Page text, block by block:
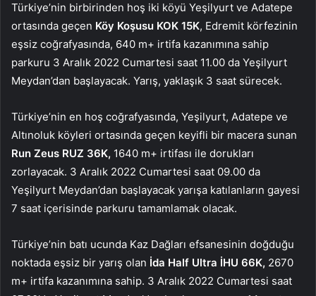
Türkiye’nin birbirinden hoş iki köyü Yeşilyurt ve Adatepe
ortasında geçen Köy Koşusu KOK 15K, Edremit körfezinin
eşsiz coğrafyasında, 640 m+ irtifa kazanımına sahip
parkuru 3 Aralık 2022 Cumartesi saat 11.00 da Yeşilyurt
Meydan’dan başlayacak. Yarış, yaklaşık 3 saat sürecek.
Türkiye’nin en hoş coğrafyasında, Yeşilyurt, Adatepe ve
Altınoluk köyleri ortasında geçen keyifli bir macera sunan
Run Zeus RUZ 36K, 1640 m+ irtifası ile dorukları
zorlayacak. 3 Aralık 2022 Cumartesi saat 09.00 da
Yeşilyurt Meydan’dan başlayacak yarışa katılanların gayesi
7 saat içerisinde parkuru tamamlamak olacak.
Türkiye’nin batı ucunda Kaz Dağları efsanesinin doğduğu
noktada eşsiz bir yarış olan İda Half Ultra İHU 66K, 2670
m+ irtifa kazanımına sahip. 3 Aralık 2022 Cumartesi saat